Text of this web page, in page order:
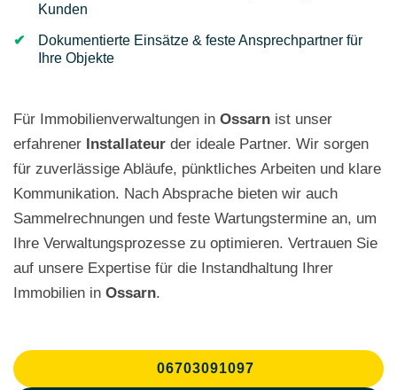
Kunden
Dokumentierte Einsätze & feste Ansprechpartner für
Ihre Objekte
Für Immobilienverwaltungen in Ossarn ist unser
erfahrener Installateur der ideale Partner. Wir sorgen
für zuverlässige Abläufe, pünktliches Arbeiten und klare
Kommunikation. Nach Absprache bieten wir auch
Sammelrechnungen und feste Wartungstermine an, um
Ihre Verwaltungsprozesse zu optimieren. Vertrauen Sie
auf unsere Expertise für die Instandhaltung Ihrer
Immobilien in Ossarn.
06703091097